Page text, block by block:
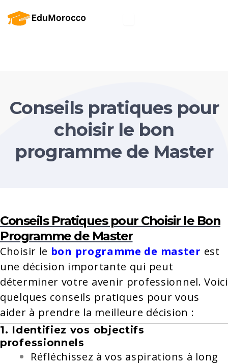
Conseils pratiques pour
choisir le bon
programme de Master
Conseils Pratiques pour Choisir le Bon
Programme de Master
Choisir le bon programme de master est
une décision importante qui peut
déterminer votre avenir professionnel. Voici
quelques conseils pratiques pour vous
aider à prendre la meilleure décision :
1. Identifiez vos objectifs
professionnels
Réfléchissez à vos aspirations à long